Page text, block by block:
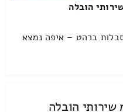
הובלה
ברהט – איפה נמצא
הובלה